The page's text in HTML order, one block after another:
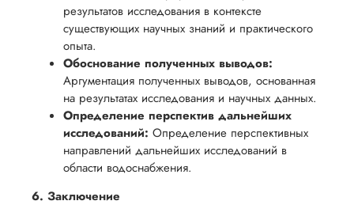
результатов исследования в контексте
существующих научных знаний и практического
опыта.
Обоснование полученных выводов:
Аргументация полученных выводов, основанная
на результатах исследования и научных данных.
Определение перспектив дальнейших
исследований: Определение перспективных
направлений дальнейших исследований в
области водоснабжения.
6. Заключение